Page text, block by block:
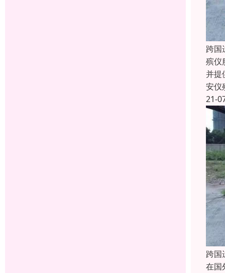
跨国
殡仪
并提
安仪
21-
跨国
在国